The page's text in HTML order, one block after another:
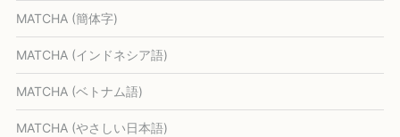
MATCHA (簡体字)
MATCHA (インドネシア語)
MATCHA (ベトナム語)
MATCHA (やさしい日本語)